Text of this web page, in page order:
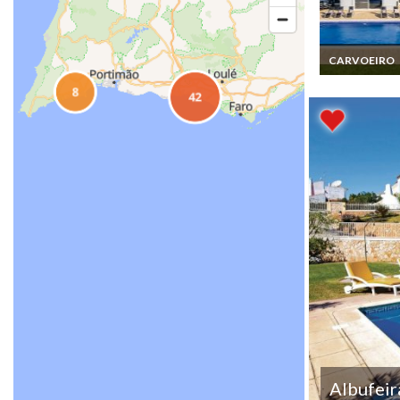
CARVOEIRO
Location Villa
avec piscine
et à 1km de la